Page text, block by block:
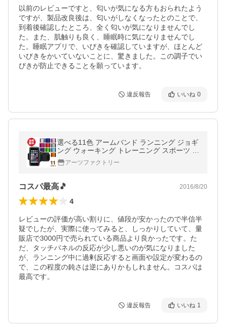
以前のレビューですと、匂いが気になる方もおられたよう
ですが、製品改良後は、匂いがしなくなったとのことで、
到着後確認したところ、全く匂いが気になりませんでし
た。また、肌触りも良く、睡眠時に気になりませんでし
た。睡眠アプリで、いびきを確認していますが、ほとんど
いびきをかいていないことに、驚きました。この調子でい
びきが防止できることを願っています。
違反報告 いいね 0
選べる11色 アームバンド ランニング ジョギ
ング ウォーキング トレーニング スポーツ ス
マホ スマートフォン ケース iPhone6s iPhon
e6sプラス 各種スマホ対応
アーツファクトリー
コスパ最高🎵 2016/8/20
4
レビューの評価が高い割りに、値段が安かったので半信半
疑でしたが、実際に使ってみると、しっかりしていて、量
販店で3000円で売られている商品より良かったです。た
だ、タッチパネルの反応が少し悪いのが気になりました
が、ランニング中に過剰反応すると画面や設定が変わるの
で、この程度の鈍さは逆にありかもしれません。コスパは
最高です。
違反報告 いいね 1